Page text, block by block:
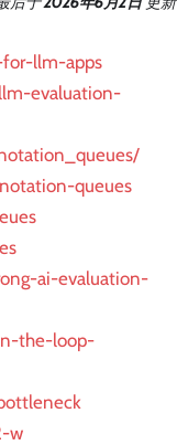
llm-apps
evaluation-
queues
ai-evaluation-
the-loop-
w